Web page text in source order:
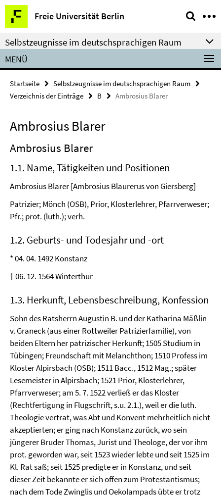
Springe
direkt
zu
Inhalt
Freie Universität Berlin
Service-
Navigation
Selbstzeugnisse im deutschsprachigen Raum
MENÜ
Startseite
Selbstzeugnisse im deutschsprachigen Raum
Verzeichnis der Einträge
B Ambrosius Blarer
Ambrosius Blarer
Ambrosius Blarer
1.1. Name, Tätigkeiten und Positionen
Ambrosius Blarer [Ambrosius Blaurerus von Giersberg]
Patrizier; Mönch (OSB), Prior, Klosterlehrer, Pfarrverweser;
Pfr.; prot. (luth.); verh.
1.2. Geburts- und Todesjahr und -ort
* 04. 04. 1492 Konstanz
† 06. 12. 1564 Winterthur
1.3. Herkunft, Lebensbeschreibung, Konfession
Sohn des Ratsherrn Augustin B. und der Katharina Mäßlin
v. Graneck (aus einer Rottweiler Patrizierfamilie), von
beiden Eltern her patrizischer Herkunft; 1505 Studium in
Tübingen; Freundschaft mit Melanchthon; 1510 Profess im
Kloster Alpirsbach (OSB); 1511 Bacc., 1512 Mag.; später
Lesemeister in Alpirsbach; 1521 Prior, Klosterlehrer,
Pfarrverweser; am 5. 7. 1522 verließ er das Kloster
(Rechtfertigung in Flugschrift, s.u. 2.1.), weil er die luth.
Theologie vertrat, was Abt und Konvent mehrheitlich nicht
akzeptierten; er ging nach Konstanz zurück, wo sein
jüngerer Bruder Thomas, Jurist und Theologe, der vor ihm
prot. geworden war, seit 1523 wieder lebte und seit 1525 im
Kl. Rat saß; seit 1525 predigte er in Konstanz, und seit
dieser Zeit bekannte er sich offen zum Protestantismus;
nach dem Tode Zwinglis und Oekolampads übte er trotz